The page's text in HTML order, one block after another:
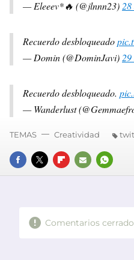
— Eleeev*🔥 (@jlnnn23)28
Recuerdo desbloqueado
— Domin (@DominJavi)29
Recuerdo desbloqueado.
— Wanderlust
FACEBOOK
TWITTERFLIPBOARD
E-
TEMAS Creatividad
Comentarios